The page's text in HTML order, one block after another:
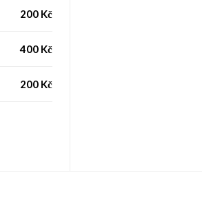
200 Kč
400 Kč
200 Kč